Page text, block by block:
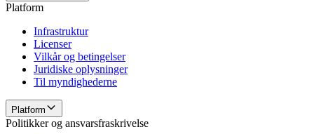
Platform
Infrastruktur
Licenser
Vilkår og betingelser
Juridiske oplysninger
Til myndighederne
Platform
Politikker og ansvarsfraskrivelse